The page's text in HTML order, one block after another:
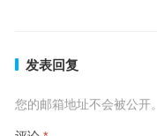
发表回复
您的邮箱地址不会被公开。